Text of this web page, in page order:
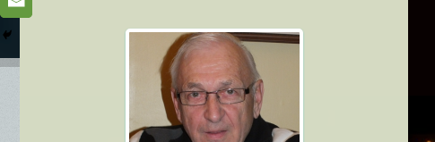
Columbarium
Services Funéraires